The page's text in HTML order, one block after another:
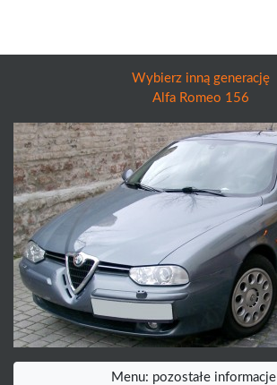
Wybierz inną generację
Alfa Romeo 156
Menu: pozostałe informacje